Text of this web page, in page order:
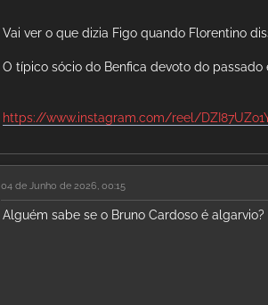
Vai ver o que dizia Figo quando Florentino
O típico sócio do Benfica devoto do passado
https://www.instagram.com/reel/
04 de Junho de 2026, 00:15
Alguém sabe se o Bruno Cardoso é algarvio?